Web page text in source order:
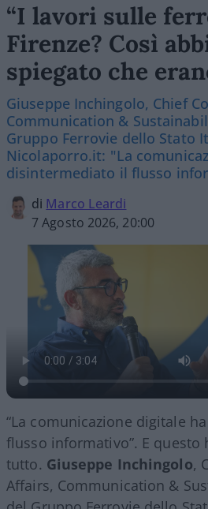
“I lavori sulle
Firenze? Così
spiegato che
Giuseppe Inchingolo, Chief
Communication &
Gruppo Ferrovie dello Stato
Nicolaporro.it: "La
disintermediato il flusso
di Marco Leardi
7 Agosto 2026, 20:00
“La comunicazione digitale
flusso informativo”. E questo
tutto. Giuseppe Inchingolo,
Affairs, Communication &